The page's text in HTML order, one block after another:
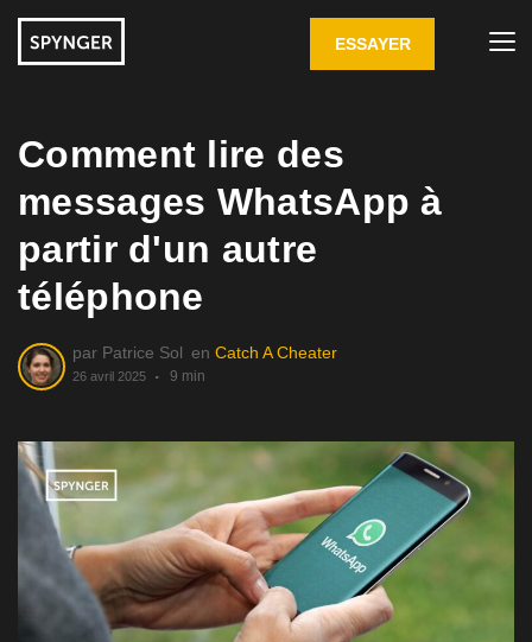
ESSAYER
Comment lire des
messages WhatsApp à
partir d'un autre
téléphone
par Patrice Sol en Catch A Cheater
26 avril 2025 9 min